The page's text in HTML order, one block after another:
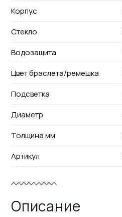
Корпус
Стекло
Водозащита
Цвет браслета/ремешка
Подсветка
Диаметр
Толщина мм
Артикул
Описание